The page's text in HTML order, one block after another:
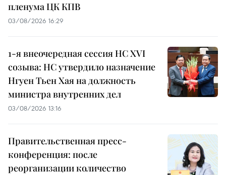
пленума ЦК КПВ
03/08/2026 16:29
1-я внеочередная сессия НС XVI
созыва: НС утвердило назначение
Нгуен Тьен Хая на должность
министра внутренних дел
03/08/2026 13:16
Правительственная пресс-
конференция: после
реорганизации количество